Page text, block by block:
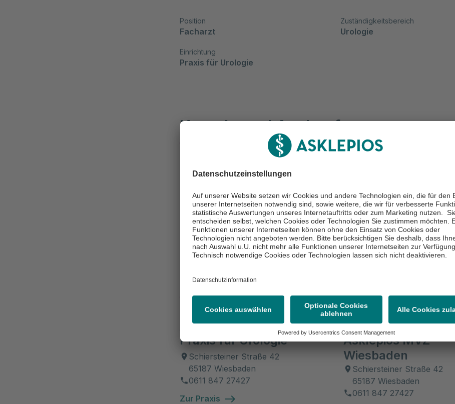
Position
Facharzt
Zuständigkeitsbereich
Urologie
Einrichtung
Praxis für Urologie
Kontakt und Auskunft
0611-84727439
Kliniken
Praxis für Urologie
Schiersteiner Straße 42
65187 Wiesbaden
0611 847 27427
Zur Praxis
Asklepios MVZ
Wiesbaden
Schiersteiner Straße 42
65187 Wiesbaden
0611 847 27427